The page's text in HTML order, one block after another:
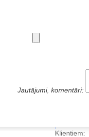
Jautājumi, komentāri:
Klientiem: